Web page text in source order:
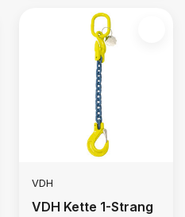
VDH
VDH Kette 1-Strang